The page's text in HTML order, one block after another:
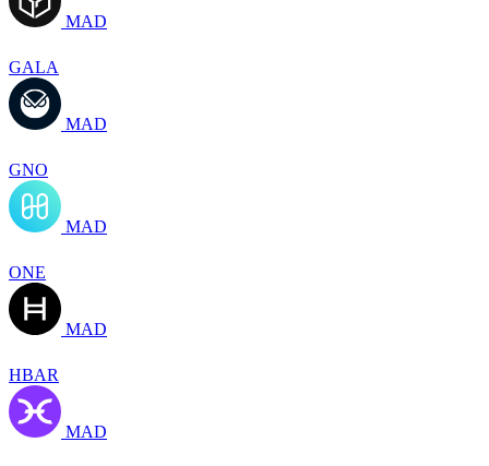
MAD
GALA
MAD
GNO
MAD
ONE
MAD
HBAR
MAD